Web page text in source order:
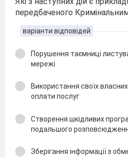
передбаченого
варіанти відповідей
Порушення таємниці
мережі
Використання своїх
оплати послуг
Створення шкідливих
подальшого
Зберігання інформації з